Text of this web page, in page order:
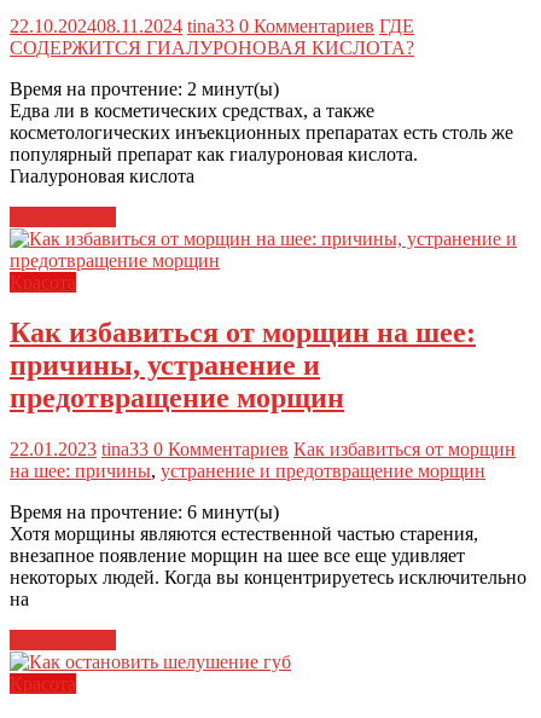
22.10.202408.11.2024 tina33 0 Комментариев ГДЕ
СОДЕРЖИТСЯ ГИАЛУРОНОВАЯ КИСЛОТА?
Время на прочтение: 2 минут(ы)
Едва ли в косметических средствах, а также
косметологических инъекционных препаратах есть столь же
популярный препарат как гиалуроновая кислота.
Гиалуроновая кислота
Красота
Как избавиться от морщин на шее:
причины, устранение и
предотвращение морщин
22.01.2023 tina33 0 Комментариев Как избавиться от морщин
на шее: причины, устранение и предотвращение морщин
Время на прочтение: 6 минут(ы)
Хотя морщины являются естественной частью старения,
внезапное появление морщин на шее все еще удивляет
некоторых людей. Когда вы концентрируетесь исключительно
на
Красота